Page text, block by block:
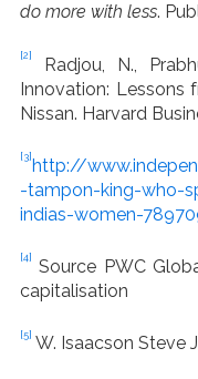
do more with less.
[2]
Radjou, N.,
Innovation: Lessons
Nissan. Harvard
[3] http://
-tampon-king-who-
indias-women-
[4]
Source PWC
capitalisation
[5] W. Isaacson Steve